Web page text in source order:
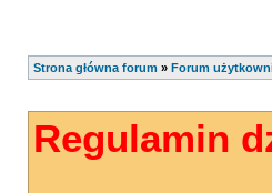
Strona główna forum » Forum
Regulamin